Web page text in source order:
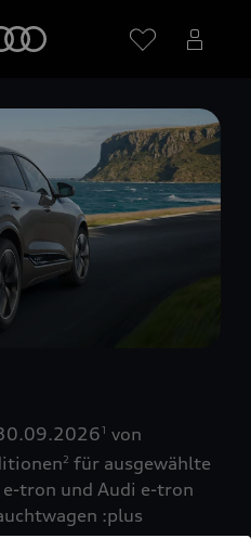
1 von
2 für ausgewählte
tron und Audi e-tron
:plus